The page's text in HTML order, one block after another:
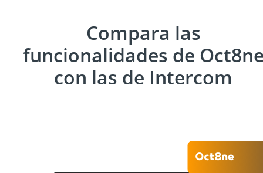
Compara las
funcionalidades de
con las de Intercom